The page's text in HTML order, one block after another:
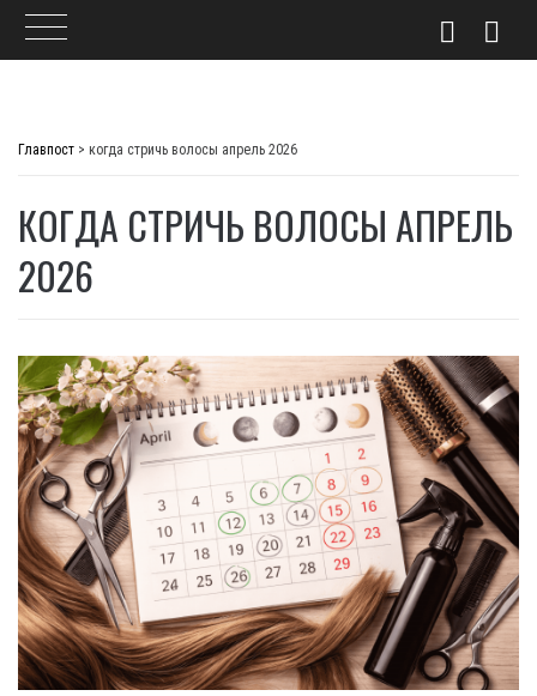
Главпост > когда стричь волосы апрель 2026
КОГДА СТРИЧЬ ВОЛОСЫ АПРЕЛЬ
2026